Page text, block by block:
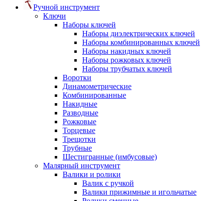
Ручной инструмент
Ключи
Наборы ключей
Наборы диэлектрических ключей
Наборы комбинированных ключей
Наборы накидных ключей
Наборы рожковых ключей
Наборы трубчатых ключей
Воротки
Динамометрические
Комбинированные
Накидные
Разводные
Рожковые
Торцевые
Трещотки
Трубные
Шестигранные (имбусовые)
Малярный инструмент
Валики и ролики
Валик с ручкой
Валики прижимные и игольчатые